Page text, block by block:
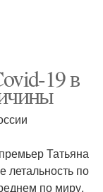
19 в
Татьяна
летальность по
по миру.